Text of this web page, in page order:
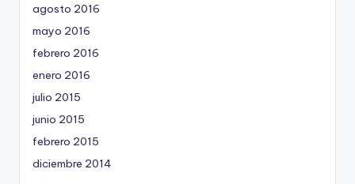
agosto 2016
mayo 2016
febrero 2016
enero 2016
julio 2015
junio 2015
febrero 2015
diciembre 2014